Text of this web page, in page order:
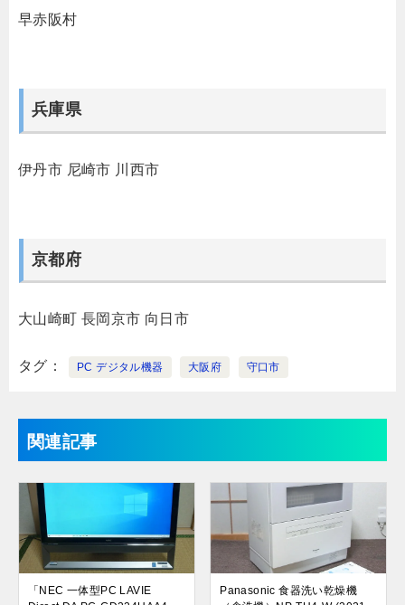
早赤阪村
兵庫県
伊丹市 尼崎市 川西市
京都府
大山崎町 長岡京市 向日市
タグ PC デジタル機器 大阪府 守口市
関連記事
「NEC 一体型PC LAVIE
Panasonic 食器洗い乾燥機